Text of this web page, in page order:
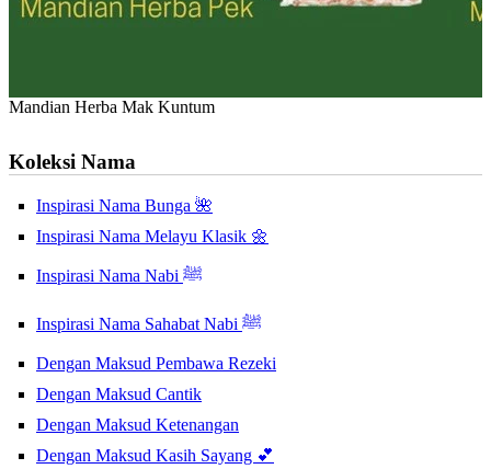
Mandian Herba Mak Kuntum
Koleksi Nama
Inspirasi Nama Bunga 🌺
Inspirasi Nama Melayu Klasik 🌼
Inspirasi Nama Nabi ﷺ
Inspirasi Nama Sahabat Nabi ﷺ
Dengan Maksud Pembawa Rezeki
Dengan Maksud Cantik
Dengan Maksud Ketenangan
Dengan Maksud Kasih Sayang 💕